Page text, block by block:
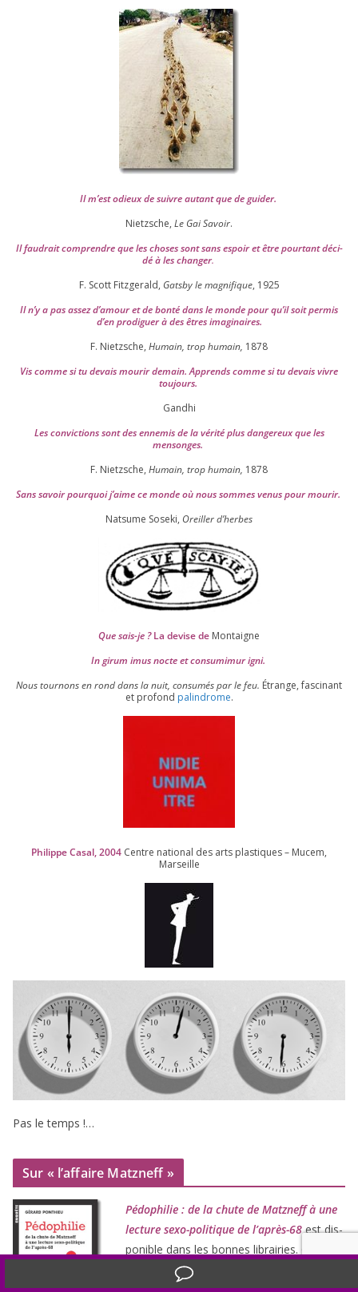
Il m’est odieux de suivre autant que de gui­der.
Nietzsche, Le Gai Savoir.
Il fau­drait com­prendre que les choses sont sans espoir et être pour­tant déci­
dé à les chan­ger.
F. Scott Fitzgerald, Gatsby le magni­fique, 1925
Il n’y a pas assez d’a­mour et de bon­té dans le monde pour qu’il soit per­mis
d’en pro­di­guer à des êtres imaginaires.
F. Nietzsche, Humain, trop humain, 1878
Vis comme si tu devais mou­rir demain. Apprends comme si tu devais vivre
toujours.
Gandhi
Les convic­tions sont des enne­mis de la véri­té plus dan­ge­reux que les
mensonges.
F. Nietzsche, Humain, trop humain, 1878
Sans savoir pour­quoi j’aime ce monde où nous sommes venus pour mourir.
Natsume Soseki, Oreiller d’herbes
Que sais-je ?La devise de Montaigne
In girum imus nocte et consu­mi­mur igni.
Nous tour­nons en rond dans la nuit, consu­més par le feu. Étrange, fas­ci­nant
et pro­fond palin­drome.
Philippe Casal,2004 Centre natio­nal des arts plas­tiques – Mucem,
Marseille
Pas le temps !…
Sur « l’affaire Matzneff »
Pédophilie : de la chute de Matzneff à une
lec­ture sexo-poli­tique de l’après-68est dis­
po­nible dans les bonnes librai­ries. On peut
aus­si le com­man­der (
ou
) direc­te­ment auxÉditions liber­